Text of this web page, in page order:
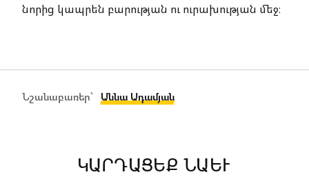
նորից կապրեն բարության ու ուրախության մեջ։
Նշանաբառեր՝ Աննա Ադամյան
ԿԱՐԴԱՑԵՔ ՆԱԵՒ